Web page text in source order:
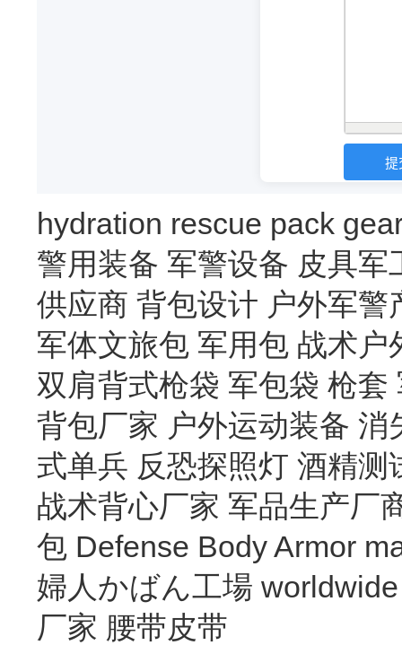
hydration rescue pack
警用装备 军警设备 皮具军
供应商 背包设计 户外军警
军体文旅包 军用包 战术户
双肩背式枪袋 军包袋 枪套
背包厂家 户外运动装备 消
式单兵 反恐探照灯 酒精测
战术背心厂家 军品生产厂
包 Defense Body Armor
婦人かばん工場 worldwide
厂家 腰带皮带